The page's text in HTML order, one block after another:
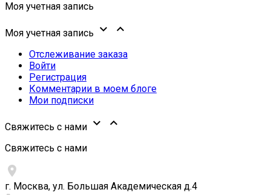
Моя учетная запись
Моя учетная запись  
Отслеживание заказа
Войти
Регистрация
Комментарии в моем блоге
Мои подписки
Свяжитесь с нами  
Свяжитесь с нами

г. Москва, ул. Большая Академическая д.4